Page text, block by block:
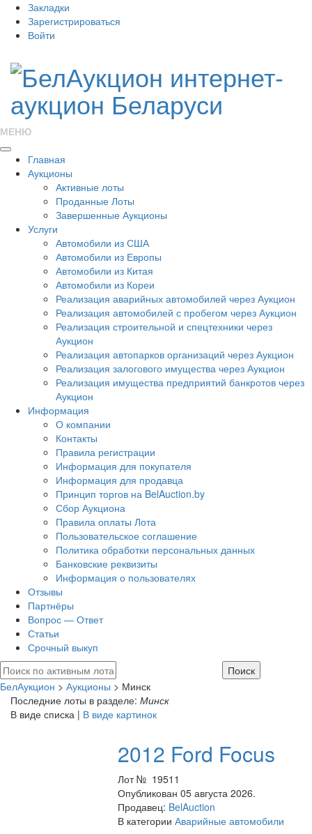
Закладки
Зарегистрироваться
Войти
МЕНЮ
Главная
Аукционы
Активные лоты
Проданные Лоты
Завершенные Аукционы
Услуги
Автомобили из США
Автомобили из Европы
Автомобили из Китая
Автомобили из Кореи
Реализация аварийных автомобилей через Аукцион
Реализация автомобилей с пробегом через Аукцион
Реализация строительной и спецтехники через
Аукцион
Реализация автопарков организаций через Аукцион
Реализация залогового имущества через Аукцион
Реализация имущества предприятий банкротов через
Аукцион
Информация
О компании
Контакты
Правила регистрации
Информация для покупателя
Информация для продавца
Принцип торгов на BelAuction.by
Сбор Аукциона
Правила оплаты Лота
Пользовательское соглашение
Политика обработки персональных данных
Банковские реквизиты
Информация о пользователях
Отзывы
Партнёры
Вопрос — Ответ
Статьи
Срочный выкуп
БелАукцион > Аукционы > Минск
Последние лоты в разделе: Минск
В виде списка | В виде картинок
2012 Ford Focus
Лот № 19511
Опубликован 05 августа 2026.
Продавец: BelAuction
В категорииАварийные автомобили